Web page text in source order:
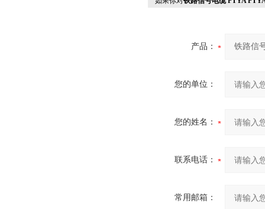
产品：
您的单位：
您的姓名：
联系电话：
常用邮箱：